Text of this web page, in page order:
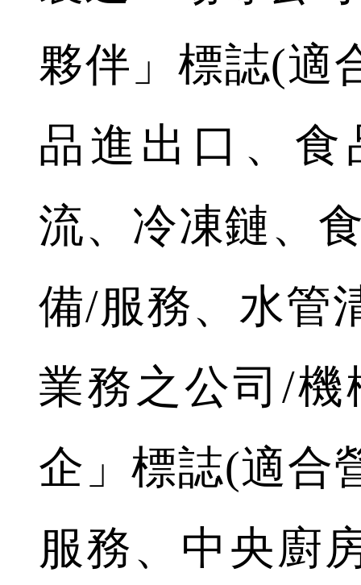
夥伴」標誌(適
品進出口、
流、冷凍鏈、
備/服務、水管
業務之公司/
企」標誌(適合
服務、中央廚